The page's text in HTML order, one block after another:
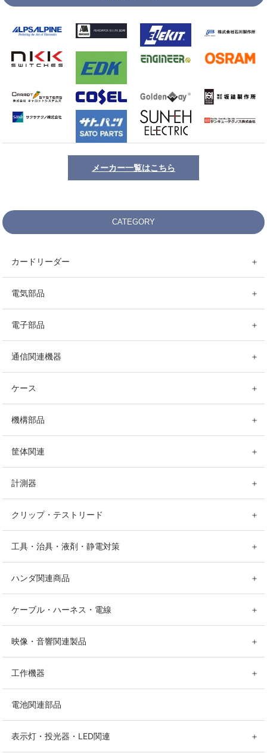
メーカー一覧はこちら
CATEGORY
カードリーダー ＋
電気部品 ＋
電子部品 ＋
通信関連機器 ＋
ケース ＋
機構部品 ＋
筐体関連 ＋
計測器 ＋
クリップ・テストリード ＋
工具・治具・液剤・静電対策 ＋
ハンダ関連商品 ＋
ケーブル・ハーネス・電線 ＋
映像・音響関連製品 ＋
工作機器 ＋
電池関連部品
表示灯・投光器・LED関連 ＋